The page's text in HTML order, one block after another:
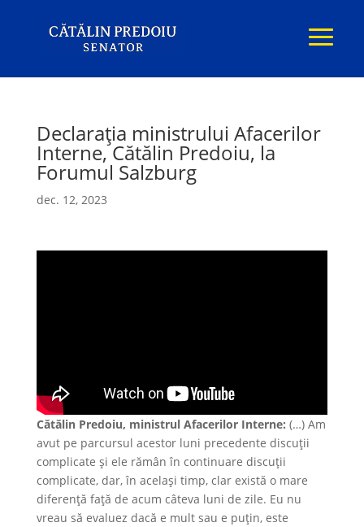
Declarația ministrului Afacerilor
Interne, Cătălin Predoiu, la
Forumul Salzburg
dec. 12, 2023
Cătălin Predoiu, ministrul Afacerilor Interne: (…) Am
avut pe parcursul acestor luni precedente discuții
complicate și ele rămân în continuare discuții
complicate, dar, în același timp, clar există o mare
diferență față de acum câteva luni de zile. Eu nu
vreau să evaluez dacă e mult sau e puțin, este